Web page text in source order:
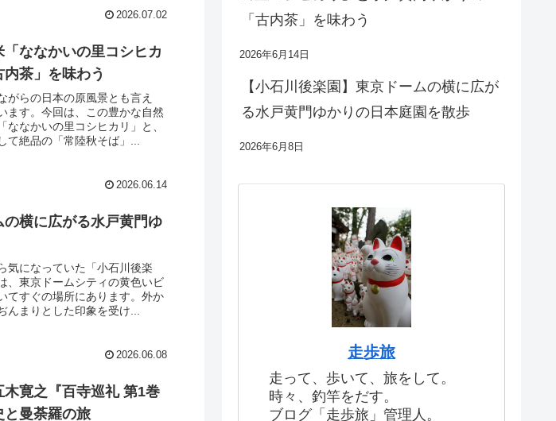
2026.07.02
「ななかいの里コシヒカ
茶」を味わう
がらの日本の原風景とも言え
ます。今回は、この豊かな自然
なかいの里コシヒカリ」と、
絶品の「常陸秋そば」...
2026.06.14
の横に広がる水戸黄門ゆ
気になっていた「小石川後楽
、東京ドームシティの黄色いビ
てすぐの場所にあります。外か
んまりとした印象を受け...
2026.06.08
木寛之『百寺巡礼 第1巻
と曼荼羅の旅
「古内茶」を味わう
2026年6月14日
【小石川後楽園】東京ドームの横に広が
る水戸黄門ゆかりの日本庭園を散歩
2026年6月8日
走歩旅
走って、歩いて、旅をして。
時々、釣竿をだす。
ブログ「走歩旅」管理人。